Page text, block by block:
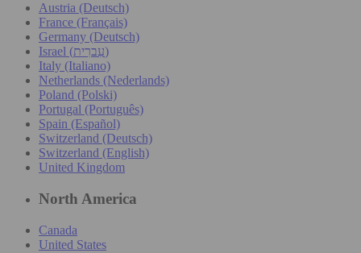
Austria (Deutsch)
France (Français)
Germany (Deutsch)
Israel (עִברִית)
Italy (Italiano)
Netherlands (Nederlands)
Poland (Polski)
Portugal (Português)
Spain (Español)
Switzerland (Deutsch)
Switzerland (English)
United Kingdom
North America
Canada
United States